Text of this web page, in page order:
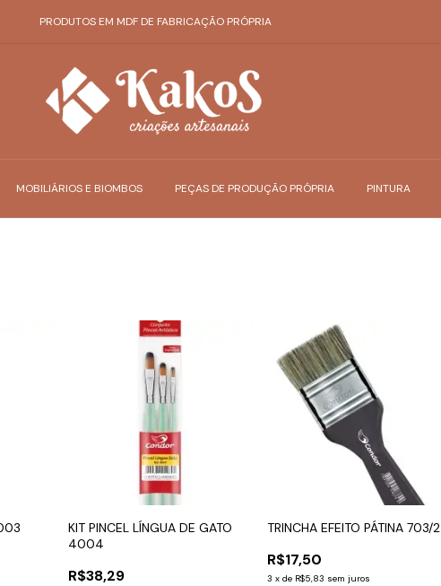
PRODUTOS EM MDF DE FABRICAÇÃO PRÓPRIA
MOBILIÁRIOS E BIOMBOS PEÇAS DE PRODUÇÃO PRÓPRIA PINTURA
KIT PINCEL LÍNGUA DE GATO
4004
R$38,29
TRINCHA EFEITO PÁTINA 703/2
R$17,50
3 xde R$5,83 sem juros